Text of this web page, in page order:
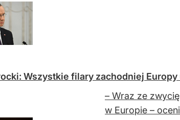
Wszystkie filary zachodniej Europy
– Wraz ze
w Europie –